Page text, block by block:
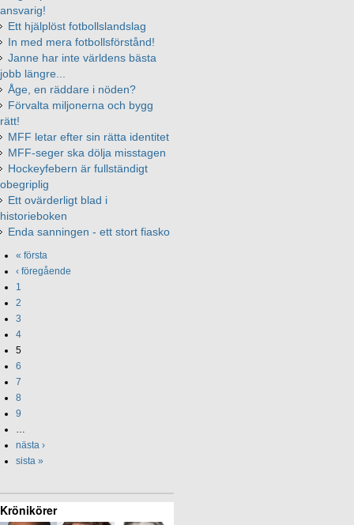
ansvarig!
Ett hjälplöst fotbollslandslag
In med mera fotbollsförstånd!
Janne har inte världens bästa
jobb längre...
Åge, en räddare i nöden?
Förvalta miljonerna och bygg
rätt!
MFF letar efter sin rätta identitet
MFF-seger ska dölja misstagen
Hockeyfebern är fullständigt
obegriplig
Ett ovärderligt blad i
historieboken
Enda sanningen - ett stort fiasko
« första
‹ föregående
1
2
3
4
5
6
7
8
9
…
nästa ›
sista »
Krönikörer